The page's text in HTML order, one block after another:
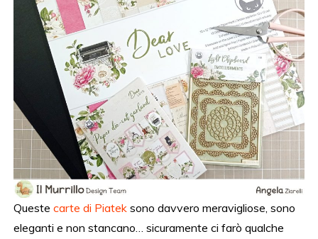
Questecarte di Piatek sono davvero meravigliose, sono
eleganti e non stancano… sicuramente ci farò qualche